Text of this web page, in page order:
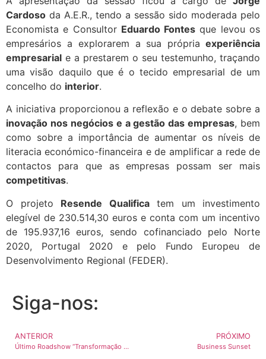
Cardoso da A.E.R., tendo a sessão sido moderada pelo
Economista e Consultor Eduardo Fontes que levou os
empresários a explorarem a sua própria experiência
empresarial e a prestarem o seu testemunho, traçando
uma visão daquilo que é o tecido empresarial de um
concelho do interior.
A iniciativa proporcionou a reflexão e o debate sobre a
inovação nos negócios e a gestão das empresas, bem
como sobre a importância de aumentar os níveis de
literacia económico-financeira e de amplificar a rede de
contactos para que as empresas possam ser mais
competitivas.
O projeto Resende Qualificatem um investimento
elegível de 230.514,30 euros e conta com um incentivo
de 195.937,16 euros, sendo cofinanciado pelo Norte
2020, Portugal 2020 e pelo Fundo Europeu de
Desenvolvimento Regional (FEDER).
Siga-nos:
ANTERIOR
Último Roadshow “Transformação Digital”
PRÓXIMO
Business Sunset